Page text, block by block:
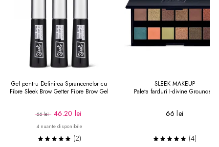
Gel pentru Definirea Sprancenelor cu
Fibre Sleek Brow Getter Fibre Brow Gel
66 lei 46.20 lei
4 nuante disponibile
(2)
SLEEK MAKEUP
Paleta farduri I-divine Grounded
66 lei
(4)